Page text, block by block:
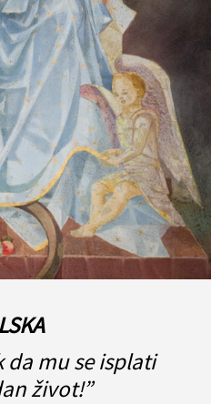
da mu se isplati
život!”